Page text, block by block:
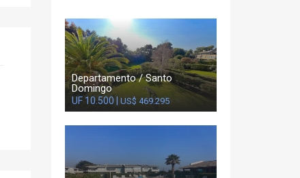
Departamento / Santo
Domingo
UF 10.500 | US$ 469.295